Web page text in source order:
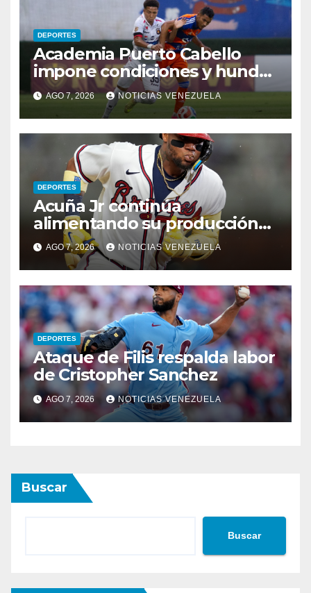
DEPORTES
Academia Puerto Cabello
impone condiciones y hunde
al Caracas FC
AGO 7, 2026 NOTICIAS VENEZUELA
DEPORTES
Acuña Jr continúa
alimentando su producción
jonronera
AGO 7, 2026 NOTICIAS VENEZUELA
DEPORTES
Ataque de Filis respalda labor
de Cristopher Sanchez
AGO 7, 2026 NOTICIAS VENEZUELA
Buscar
Buscar